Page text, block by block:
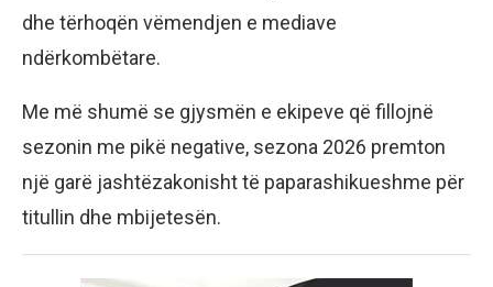
dhe tërhoqën vëmendjen e mediave
ndërkombëtare.
Me më shumë se gjysmën e ekipeve që fillojnë
sezonin me pikë negative, sezona 2026 premton
një garë jashtëzakonisht të paparashikueshme për
titullin dhe mbijetesën.